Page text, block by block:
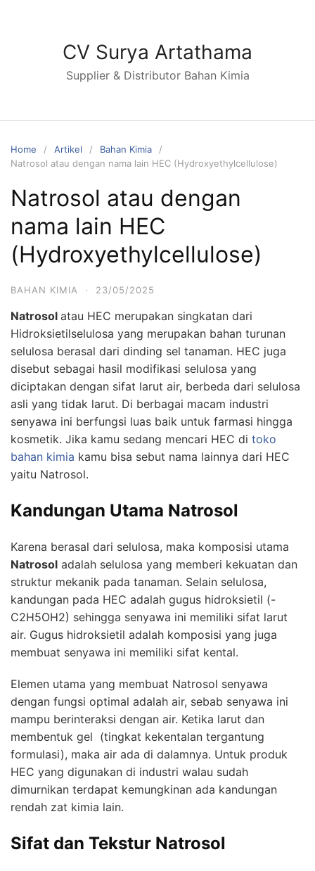
CV Surya Artathama
Supplier & Distributor Bahan Kimia
Home Artikel
Bahan Kimia
Natrosol atau dengan nama lain HEC (Hydroxyethylcellulose)
Natrosol atau dengan
nama lain HEC
(Hydroxyethylcellulose)
BAHAN KIMIA · 23/05/2025
Natrosol atau HEC merupakan singkatan dari
Hidroksietilselulosa yang merupakan bahan turunan
selulosa berasal dari dinding sel tanaman. HEC juga
disebut sebagai hasil modifikasi selulosa yang
diciptakan dengan sifat larut air, berbeda dari selulosa
asli yang tidak larut. Di berbagai macam industri
senyawa ini berfungsi luas baik untuk farmasi hingga
kosmetik. Jika kamu sedang mencari HEC di toko
bahan kimia kamu bisa sebut nama lainnya dari HEC
yaitu Natrosol.
Kandungan Utama Natrosol
Karena berasal dari selulosa, maka komposisi utama
Natrosol adalah selulosa yang memberi kekuatan dan
struktur mekanik pada tanaman. Selain selulosa,
kandungan pada HEC adalah gugus hidroksietil (-
C2H5OH2) sehingga senyawa ini memiliki sifat larut
air. Gugus hidroksietil adalah komposisi yang juga
membuat senyawa ini memiliki sifat kental.
Elemen utama yang membuat Natrosol senyawa
dengan fungsi optimal adalah air, sebab senyawa ini
mampu berinteraksi dengan air. Ketika larut dan
membentuk gel (tingkat kekentalan tergantung
formulasi), maka air ada di dalamnya. Untuk produk
HEC yang digunakan di industri walau sudah
dimurnikan terdapat kemungkinan ada kandungan
rendah zat kimia lain.
Sifat dan Tekstur Natrosol